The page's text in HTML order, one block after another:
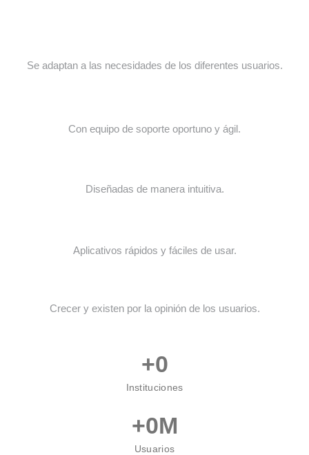
Se adaptan a las necesidades de los diferentes usuarios.
Con equipo de soporte oportuno y ágil.
Diseñadas de manera intuitiva.
Aplicativos rápidos y fáciles de usar.
Crecer y existen por la opinión de los usuarios.
Instituciones
+0
Usuarios
+0M